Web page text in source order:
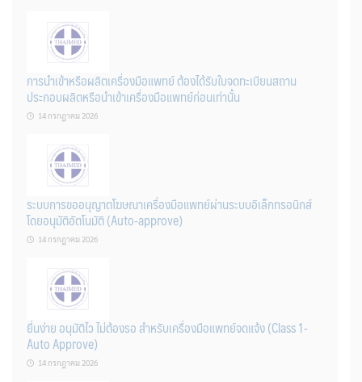
การนำเข้าหรือผลิตเครื่องมือแพทย์ ต้องได้รับใบจดทะเบียนสถาน
ประกอบผลิตหรือนำเข้าเครื่องมือแพทย์ก่อนเท่านั้น
14 กรกฎาคม 2026
ระบบการขออนุญาตโฆษณาเครื่องมือแพทย์ผ่านระบบอิเล็กทรอนิกส์
โดยอนุมัติอัตโนมัติ (Auto-approve)
14 กรกฎาคม 2026
ยื่นง่าย อนุมัติไว ไม่ต้องรอ สำหรับเครื่องมือแพทย์จดแจ้ง (Class 1-
Auto Approve)
14 กรกฎาคม 2026